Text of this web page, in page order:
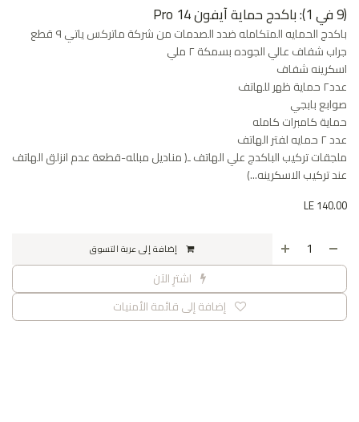
(9 في 1): باكدج حماية آيفون 14 Pro
باكدج الحمايه المتكامله ضدد الصدمات من شركة ماتركس ياتي ٩ قطع
جراب شفاف عالي الجوده بسمكة ٢ ملي
اسكرينه شفاف
عدد٢ حماية ظهر للهاتف
صوابع بابجي
حماية كامبرات كامله
عدد ٢ حمايه لفتر الهاتف
ملجقات تركيب الباكدج علي الهاتف ـ( مناديل مبلله-قطعة عدم انزلق الهاتف
عند تركيب الاسكرينه...)
140.00
إضافة إلى قائمة الأمنيات